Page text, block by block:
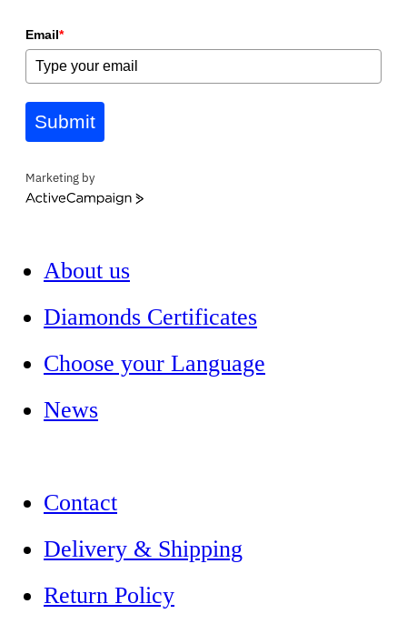
Email*
Submit
Marketing by
ActiveCampaign
About us
Diamonds Certificates
Choose your Language
News
Contact
Delivery & Shipping
Return Policy